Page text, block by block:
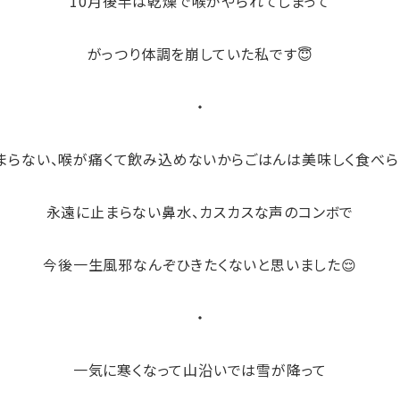
がっつり体調を崩していた私です😇
・
らない、喉が痛くて飲み込めないからごはんは美味しく食べら
永遠に止まらない鼻水、カスカスな声のコンボで
今後一生風邪なんぞひきたくないと思いました😌
・
一気に寒くなって山沿いでは雪が降って